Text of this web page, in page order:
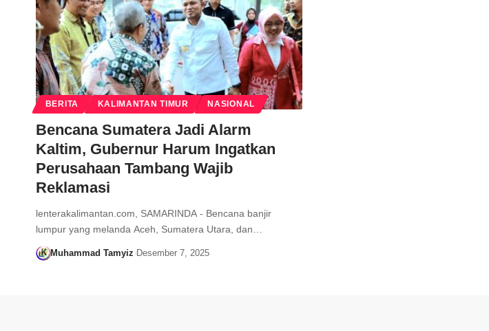
BERITA KALIMANTAN TIMUR NASIONAL
Bencana Sumatera Jadi Alarm
Kaltim, Gubernur Harum Ingatkan
Perusahaan Tambang Wajib
Reklamasi
lenterakalimantan.com, SAMARINDA - Bencana banjir
lumpur yang melanda Aceh, Sumatera Utara, dan…
Muhammad Tamyiz Desember 7, 2025